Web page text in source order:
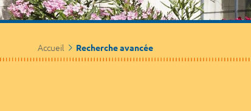
Accueil Recherche avancée